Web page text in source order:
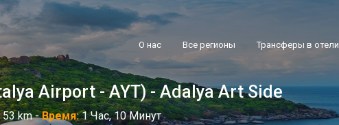
О нас Все регионы Трансферы в отели
Airport - AYT) - Adalya Art Side
53 km -Время:1 Час, 10 Минут